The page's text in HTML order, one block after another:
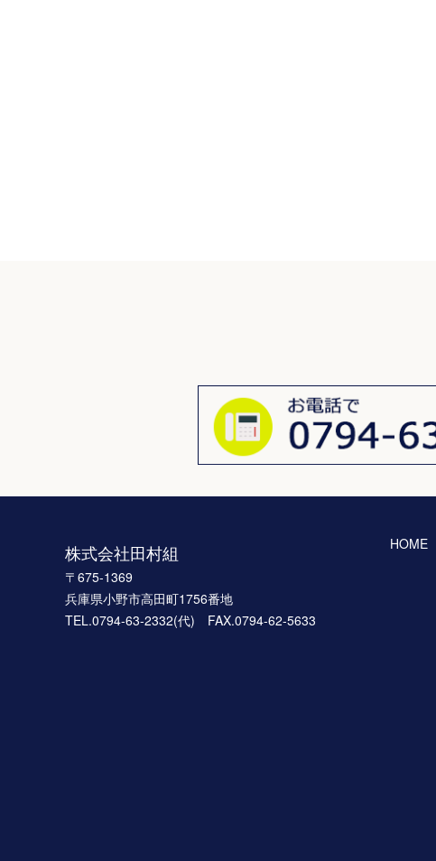
株式会社田村組
〒675-1369
兵庫県小野市高田町1756番地
TEL.0794-63-2332(代) FAX.0794-62-5633
HOME